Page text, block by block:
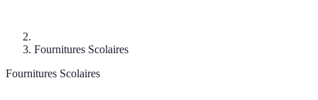
Fournitures Scolaires
Fournitures Scolaires